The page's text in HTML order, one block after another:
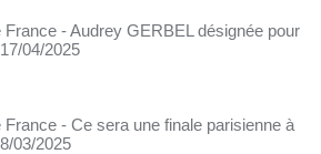
France - Audrey GERBEL désignée pour
04/2025
France - Ce sera une finale parisienne à
03/2025